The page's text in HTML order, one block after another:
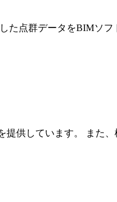
た点群データをBIMソ
供しています。 また